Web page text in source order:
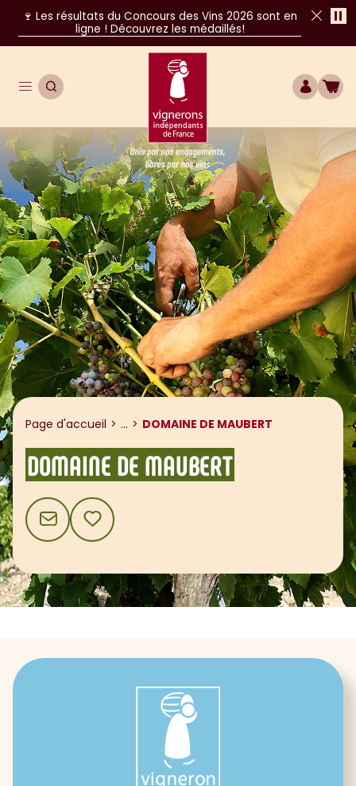
🍷 Les résultats du Concours des Vins 2026 sont en
ligne ! Découvrez les médaillés!
Ouvrir le menu de navigation
OUVRIR LA RECHERCHE
Unis par nos engagements, libres par
COMPTE
Page d'accueil ... Afficher le fil d'ariane
DOMAINE DE MAUBERT
DOMAINE DE MAUBERT
CONTACTAJOUTER AUX FAVORIS